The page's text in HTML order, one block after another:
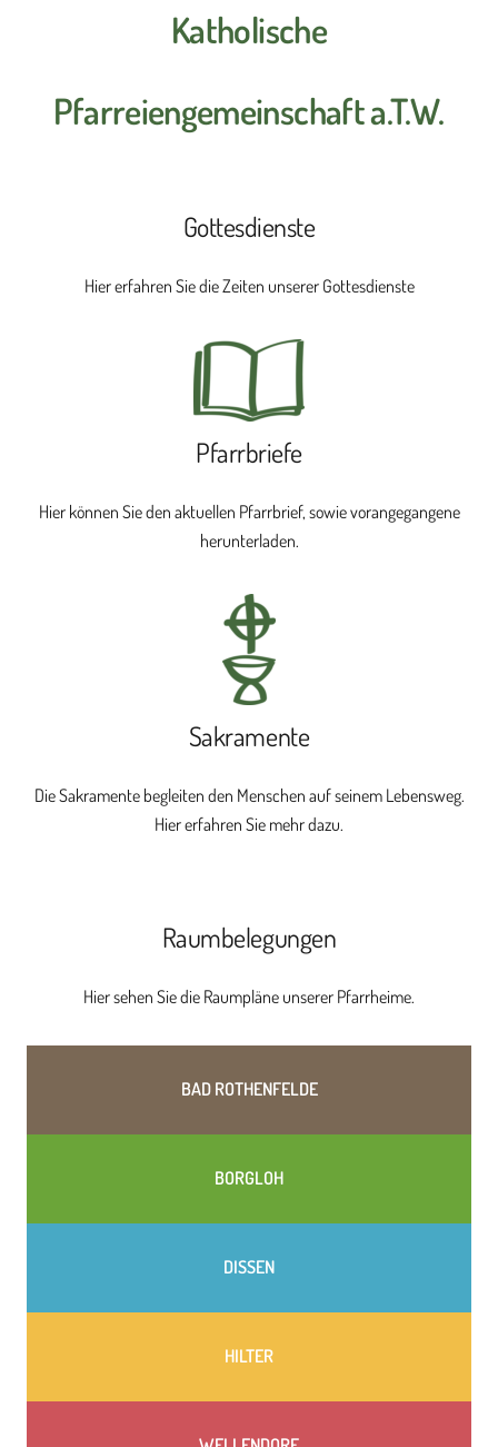
Katholische
Pfarreiengemeinschaft a.T.W.
Gottesdienste
Hier erfahren Sie die Zeiten unserer Gottesdienste
Pfarrbriefe
Hier können Sie den aktuellen Pfarrbrief, sowie vorangegangene
herunterladen.
Sakramente
Die Sakramente begleiten den Menschen auf seinem Lebensweg.
Hier erfahren Sie mehr dazu.
Raumbelegungen
Hier sehen Sie die Raumpläne unserer Pfarrheime.
BAD ROTHENFELDE
BORGLOH
DISSEN
HILTER